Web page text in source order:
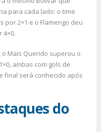
para cada lado: o time
por 2×1 e o Flamengo deu
4×0.
Mais Querido superou o
ambas com gols de
final será conhecido após
do